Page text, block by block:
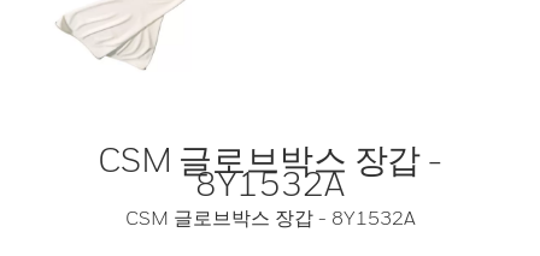
CSM 글로브박스 장갑 -
8Y1532A
CSM 글로브박스 장갑 - 8Y1532A